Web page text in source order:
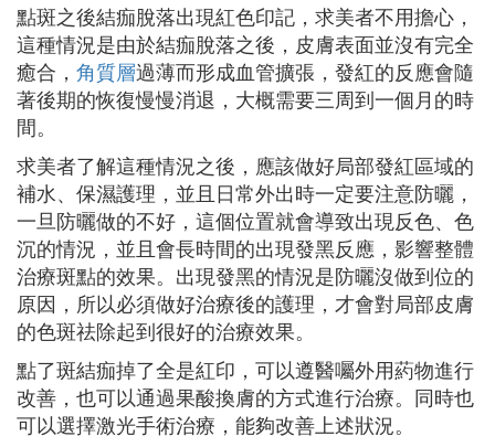
點斑之後結痂脫落出現紅色印記，求美者不用擔心，
這種情況是由於結痂脫落之後，皮膚表面並沒有完全
癒合， 角質層過薄而形成血管擴張，發紅的反應會隨
著後期的恢復慢慢消退，大概需要三周到一個月的時
間。
求美者了解這種情況之後，應該做好局部發紅區域的
補水、保濕護理，並且日常外出時一定要注意防曬，
一旦防曬做的不好，這個位置就會導致出現反色、色
沉的情況，並且會長時間的出現發黑反應，影響整體
治療斑點的效果。出現發黑的情況是防曬沒做到位的
原因，所以必須做好治療後的護理，才會對局部皮膚
的色斑祛除起到很好的治療效果。
點了斑結痂掉了全是紅印，可以遵醫囑外用葯物進行
改善，也可以通過果酸換膚的方式進行治療。同時也
可以選擇激光手術治療，能夠改善上述狀況。